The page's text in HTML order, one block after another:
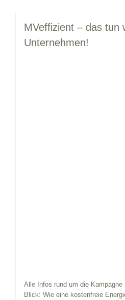
MVeffizient – das tun
Unternehmen!
Alle Infos rund um die
Blick: Wie eine kostenfreie